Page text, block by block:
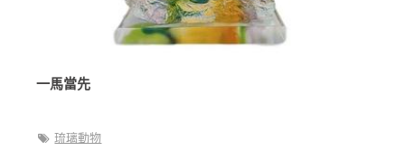
一馬當先
琉璃動物